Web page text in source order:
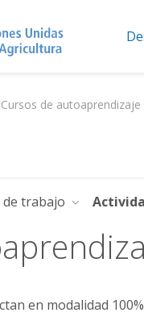
Cursos de autoaprendizaje
de trabajo
en modalidad